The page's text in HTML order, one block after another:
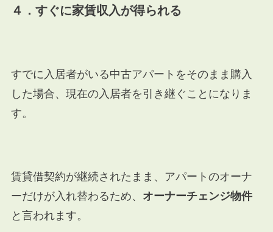
４．すぐに家賃収入が得られる
すでに入居者がいる中古アパートをそのまま購入
した場合、現在の入居者を引き継ぐことになりま
す。
賃貸借契約が継続されたまま、アパートのオーナ
ーだけが入れ替わるため、 オーナーチェンジ物件
と言われます。